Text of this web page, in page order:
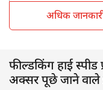
अधिक
फील्डकिंग हाई
अक्सर पूछे जाने वाले